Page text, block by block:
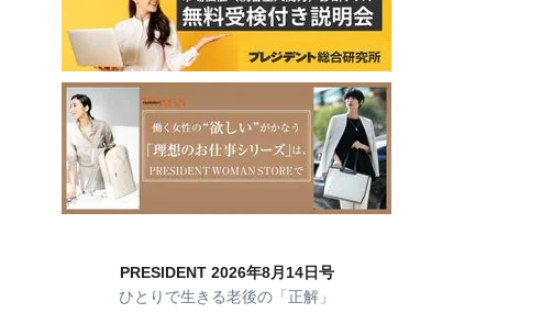
PRESIDENT 2026年8月14日号
ひとりで生きる老後の「正解」